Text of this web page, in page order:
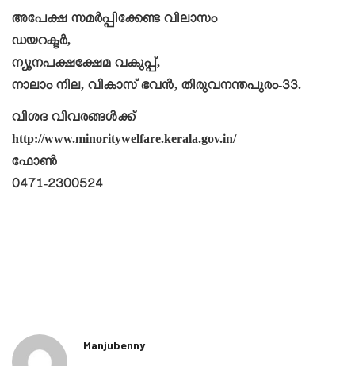
അപേക്ഷ സമര്‍പ്പിക്കേണ്ട വിലാസം
ഡയറക്ടര്‍,
ന്യൂനപക്ഷക്ഷേമ വകുപ്പ്,
നാലാം നില, വികാസ് ഭവന്‍, തിരുവനന്തപുരം-33.
വിശദ വിവരങ്ങള്‍ക്ക്
http://www.minoritywelfare.kerala.gov.in/
ഫോണ്‍
0471-2300524
Manjubenny